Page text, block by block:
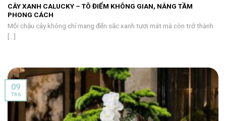
CÂY XANH CALUCKY – TÔ ĐIỂM KHÔNG GIAN, NÂNG TẦM
PHONG CÁCH
Mỗi chậu cây không chỉ mang đến sắc xanh tươi mát mà còn trở thành
[...]
09
Th6